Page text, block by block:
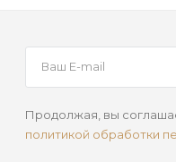
Продолжая, вы
политикой обработки